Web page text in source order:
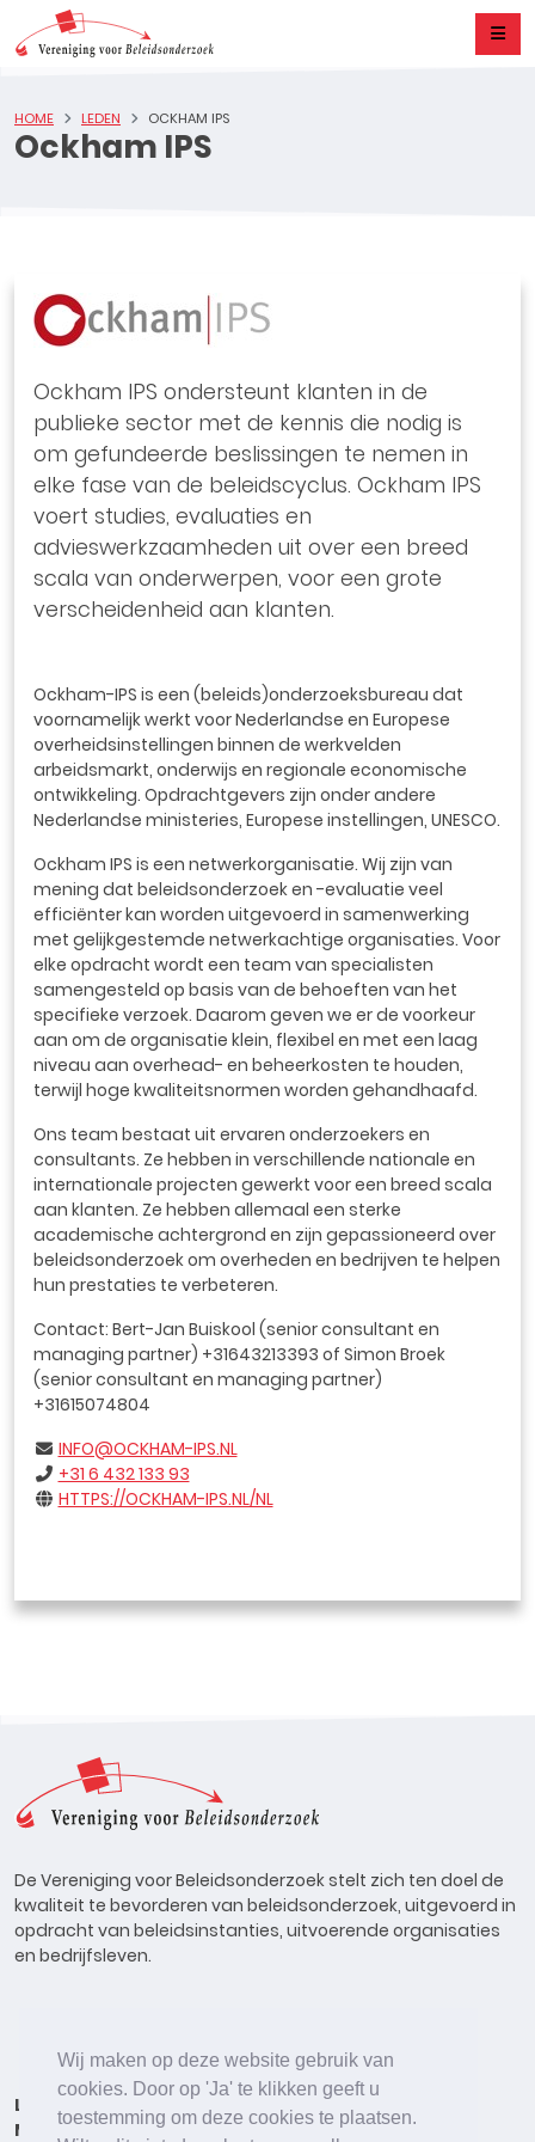
Wij maken op deze website gebruik van
cookies. Door op 'Ja' te klikken geeft u
toestemming om deze cookies te plaatsen.
Ockham IPS
HOME LEDEN OCKHAM IPS
Ockham IPS ondersteunt klanten in de
publieke sector met de kennis die nodig is
om gefundeerde beslissingen te nemen in
elke fase van de beleidscyclus. Ockham IPS
voert studies, evaluaties en
advieswerkzaamheden uit over een breed
scala van onderwerpen, voor een grote
verscheidenheid aan klanten.
Ockham-IPS is een (beleids)onderzoeksbureau dat
voornamelijk werkt voor Nederlandse en Europese
overheidsinstellingen binnen de werkvelden
arbeidsmarkt, onderwijs en regionale economische
ontwikkeling. Opdrachtgevers zijn onder andere
Nederlandse ministeries, Europese instellingen, UNESCO.
Ockham IPS is een netwerkorganisatie. Wij zijn van
mening dat beleidsonderzoek en -evaluatie veel
efficiënter kan worden uitgevoerd in samenwerking
met gelijkgestemde netwerkachtige organisaties. Voor
elke opdracht wordt een team van specialisten
samengesteld op basis van de behoeften van het
specifieke verzoek. Daarom geven we er de voorkeur
aan om de organisatie klein, flexibel en met een laag
niveau aan overhead- en beheerkosten te houden,
terwijl hoge kwaliteitsnormen worden gehandhaafd.
Ons team bestaat uit ervaren onderzoekers en
consultants. Ze hebben in verschillende nationale en
internationale projecten gewerkt voor een breed scala
aan klanten. Ze hebben allemaal een sterke
academische achtergrond en zijn gepassioneerd over
beleidsonderzoek om overheden en bedrijven te helpen
hun prestaties te verbeteren.
Contact: Bert-Jan Buiskool (senior consultant en
managing partner) +31643213393 of Simon Broek
(senior consultant en managing partner)
+31615074804
INFO@OCKHAM-IPS.NL
+31 6 432 133 93
HTTPS://OCKHAM-IPS.NL/NL
De Vereniging voor Beleidsonderzoek stelt zich ten doel de
kwaliteit te bevorderen van beleidsonderzoek, uitgevoerd in
opdracht van beleidsinstanties, uitvoerende organisaties
en bedrijfsleven.
Lid worden Onderzoeken Agenda
Vacatures
Meldpunt Beleidsonderzoek Online